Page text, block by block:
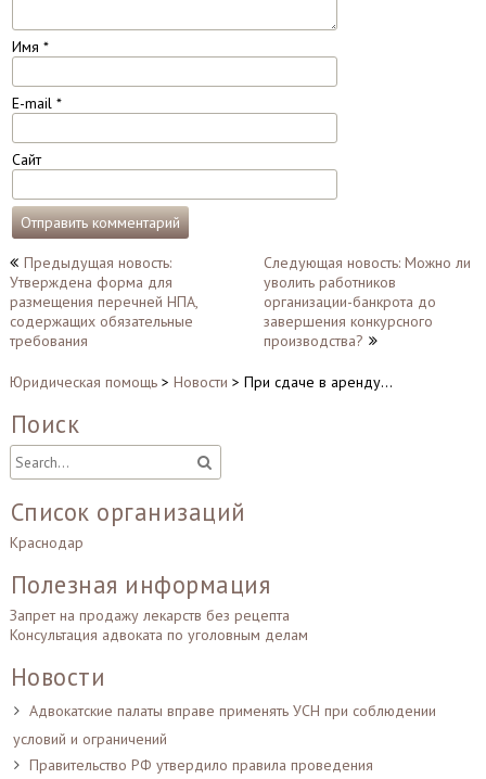
Имя *
E-mail *
Сайт
Навигация
по
записям
Предыдущая новость:
Утверждена форма для
размещения перечней НПА,
содержащих обязательные
требования
Следующая новость: Можно ли
уволить работников
организации-банкрота до
завершения конкурсного
производства?
Юридическая помощь> Новости > При сдаче в аренду…
Поиск
Список организаций
Краснодар
Полезная информация
Запрет на продажу лекарств без рецепта
Консультация адвоката по уголовным делам
Новости
Адвокатские палаты вправе применять УСН при соблюдении
условий и ограничений
Правительство РФ утвердило правила проведения